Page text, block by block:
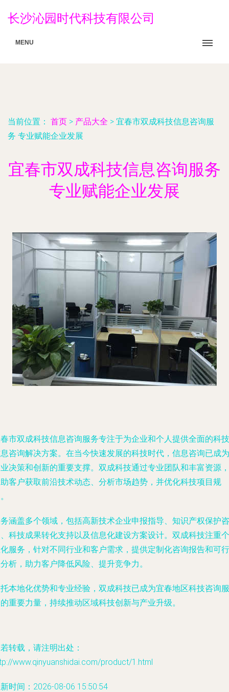
长沙沁园时代科技有限公司
MENU
当前位置： 首页 > 产品大全 > 宜春市双成科技信息咨询服
务 专业赋能企业发展
宜春市双成科技信息咨询服务
专业赋能企业发展
市双成科技信息咨询服务专注于为企业和个人提供全面的科技
咨询解决方案。在当今快速发展的科技时代，信息咨询已成为
决策和创新的重要支撑。双成科技通过专业团队和丰富资源，
客户获取前沿技术动态、分析市场趋势，并优化科技项目规
涵盖多个领域，包括高新技术企业申报指导、知识产权保护咨
科技成果转化支持以及信息化建设方案设计。双成科技注重个
服务，针对不同行业和客户需求，提供定制化咨询报告和可行
析，助力客户降低风险、提升竞争力。
本地化优势和专业经验，双成科技已成为宜春地区科技咨询服
重要力量，持续推动区域科技创新与产业升级。
转载，请注明出处：
www.qinyuanshidai.com/product/1.html
时间：2026-08-06 15:50:54